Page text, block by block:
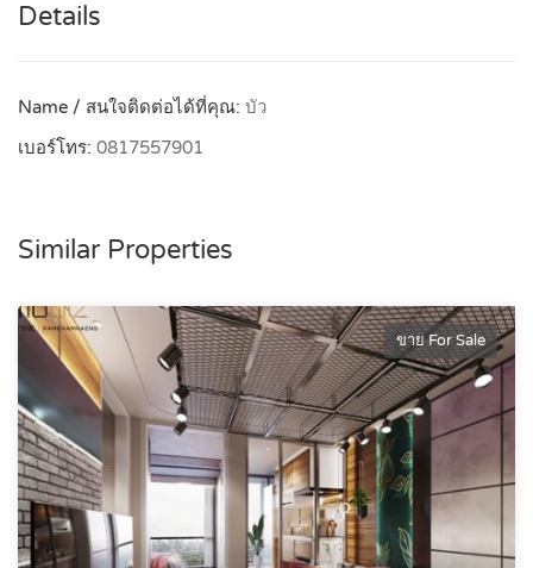
Details
Name / สนใจติดต่อได้ที่คุณ: บัว
เบอร์โทร: 0817557901
Similar Properties
ขาย For Sale